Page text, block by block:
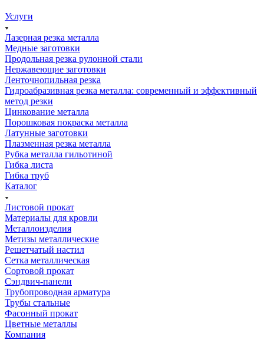
Услуги
Лазерная резка металла
Медные заготовки
Продольная резка рулонной стали
Нержавеющие заготовки
Ленточнопильная резка
Гидроабразивная резка металла: современный и эффективный
метод резки
Цинкование металла
Порошковая покраска металла
Латунные заготовки
Плазменная резка металла
Рубка металла гильотиной
Гибка листа
Гибка труб
Каталог
Листовой прокат
Материалы для кровли
Металлоизделия
Метизы металлические
Решетчатый настил
Сетка металлическая
Сортовой прокат
Сэндвич-панели
Трубопроводная арматура
Трубы стальные
Фасонный прокат
Цветные металлы
Компания